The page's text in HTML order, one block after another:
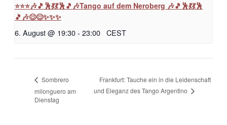
⭐⭐⭐🎶🎵🕺💃💃🕺🎵🎶Tango auf dem Neroberg 🎶🎵🕺💃💃🕺
🎵🎶😊😊✨✨✨
6. August @ 19:30- 23:00 CEST
Sombrero
milonguero am
Dienstag
Frankfurt: Tauche ein in die Leidenschaft
und Eleganz des Tango Argentino